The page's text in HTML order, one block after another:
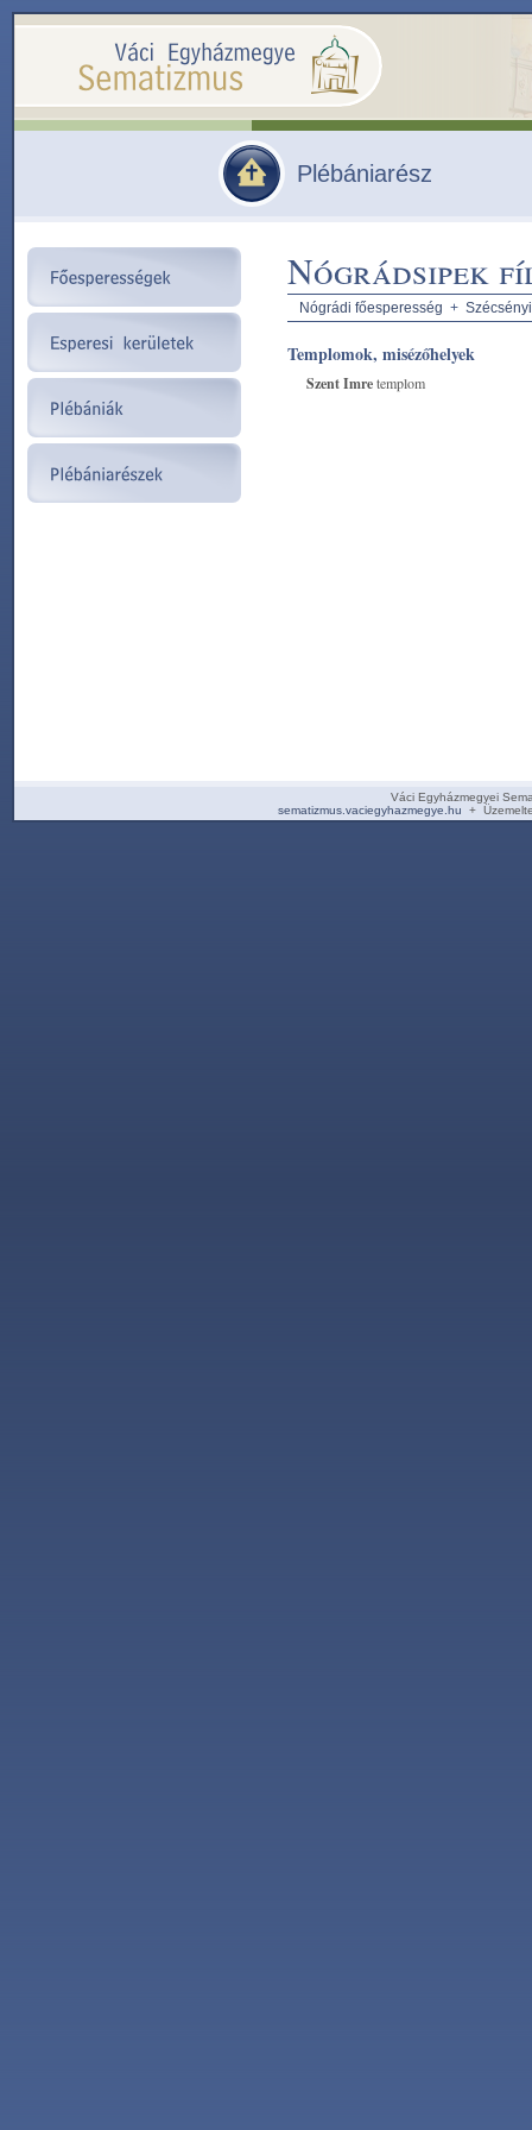
Plébániarész
Nógrádsipek
Nógrádi főesperesség +
Templomok, misézőhelyek
Szent Imretemplom
Váci Egyházmegyei
sematizmus.vaciegyhazmegye.hu +